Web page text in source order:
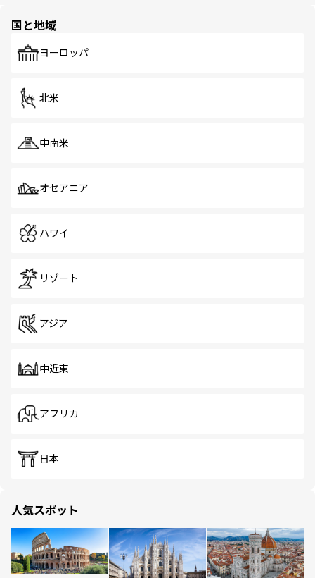
で、ホーカーズは地元の風情を楽しめる外せないスポット
国と地域
ヨーロッパ
北米
中南米
オセアニア
ハワイ
リゾート
アジア
中近東
アフリカ
日本
人気スポット